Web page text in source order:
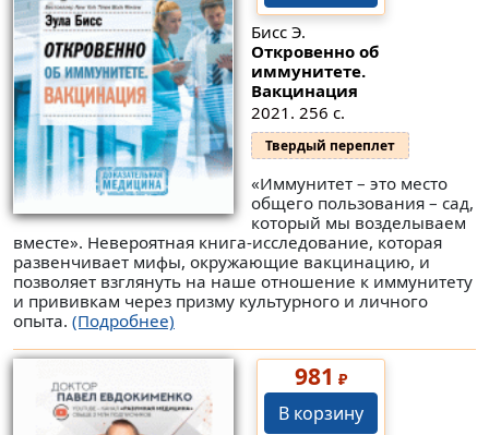
Бисс Э.
Откровенно об
иммунитете.
Вакцинация
2021. 256 с.
Твердый переплет
«Иммунитет – это место
общего пользования – сад,
который мы возделываем
вместе». Невероятная книга-исследование, которая
развенчивает мифы, окружающие вакцинацию, и
позволяет взглянуть на наше отношение к иммунитету
и прививкам через призму культурного и личного
опыта. (Подробнее)
981 ₽
В корзину